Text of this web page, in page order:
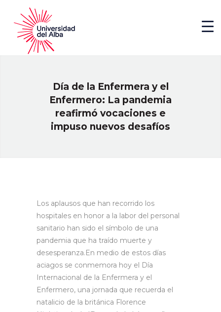
Día de la Enfermera y el
Enfermero: La pandemia
reafirmó vocaciones e
impuso nuevos desafíos
Los aplausos que han recorrido los
hospitales en honor a la labor del personal
sanitario han sido el símbolo de una
pandemia que ha traído muerte y
desesperanza.En medio de estos días
aciagos se conmemora hoy el Día
Internacional de la Enfermera y el
Enfermero, una jornada que recuerda el
natalicio de la británica Florence